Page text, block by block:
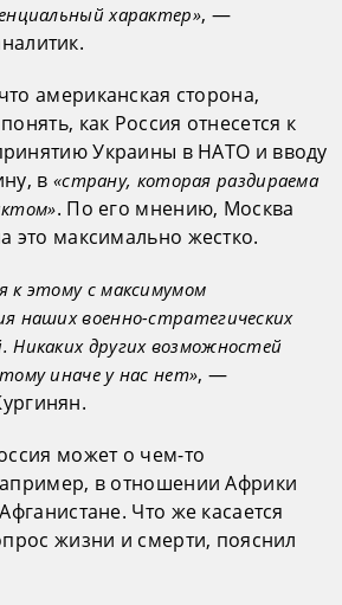
характер», —
американская сторона,
как Россия отнесется к
Украины в НАТО и вводу
в «страну, которая раздираема
. По его мнению, Москва
это максимально жестко.
к этому с максимумом
наших военно-стратегических
Никаких других возможностей
иначе у нас нет», —
может о чем-то
в отношении Африки
Что же касается
жизни и смерти, пояснил